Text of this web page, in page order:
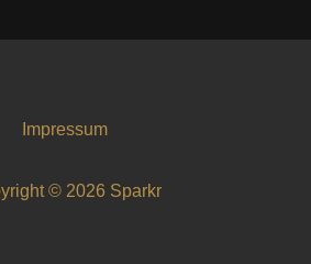
Impressum
© 2026 Sparkr